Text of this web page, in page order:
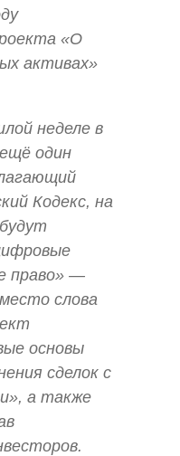
«О
активах»
неделе в
один
Кодекс, на
право» —
слова
основы
сделок с
а также